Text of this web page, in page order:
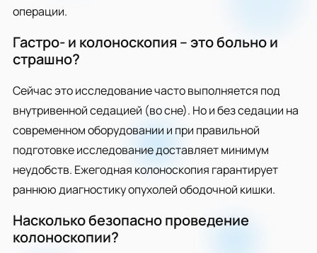
операции.
Гастро- и колоноскопия – это больно и
страшно?
Сейчас это исследование часто выполняется под
внутривенной седацией (во сне). Но и без седации на
современном оборудовании и при правильной
подготовке исследование доставляет минимум
неудобств. Ежегодная колоноскопия гарантирует
раннюю диагностику опухолей ободочной кишки.
Насколько безопасно проведение
колоноскопии?